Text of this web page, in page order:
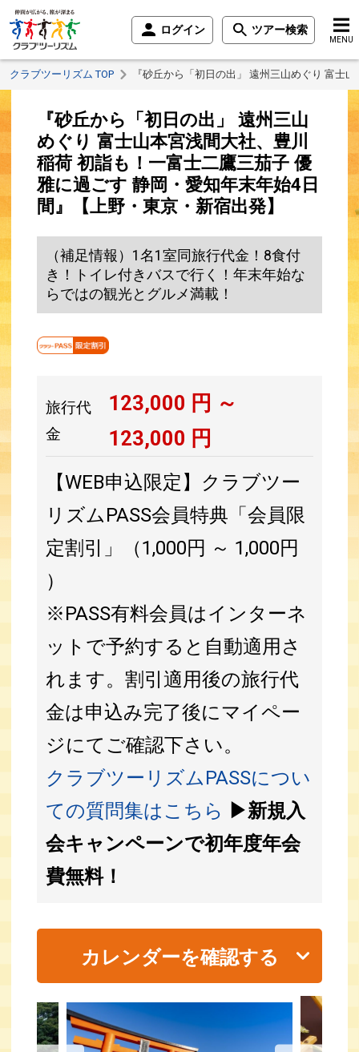
ログイン ツアー検索
MENU
クラブツーリズム TOP 『砂丘から「初日の出」 遠州三山めぐり 富士
『砂丘から「初日の出」 遠州三山
めぐり 富士山本宮浅間大社、豊川
稲荷 初詣も！一富士二鷹三茄子 優
雅に過ごす 静岡・愛知年末年始4日
間』【上野・東京・新宿出発】
（補足情報）1名1室同旅行代金！8食付
き！トイレ付きバスで行く！年末年始な
らではの観光とグルメ満載！
旅行代
金
123,000 円 ～
123,000 円
【WEB申込限定】クラブツー
リズムPASS会員特典「会員限
定割引」（1,000円 ～ 1,000円
）
※PASS有料会員はインターネ
ットで予約すると自動適用さ
れます。割引適用後の旅行代
金は申込み完了後にマイペー
ジにてご確認下さい。
クラブツーリズムPASSについ
ての質問集はこちら ▶新規入
会キャンペーンで初年度年会
費無料！
カレンダーを確認する